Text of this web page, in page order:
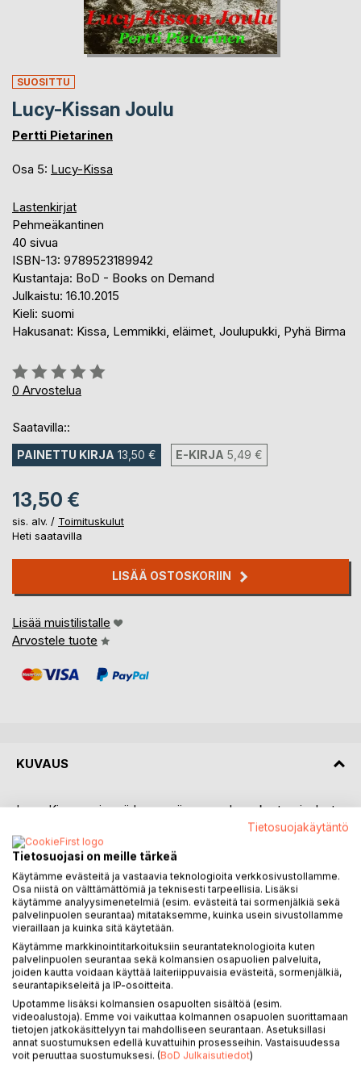
SUOSITTU
Lucy-Kissan Joulu
Pertti Pietarinen
Osa 5: Lucy-Kissa
Lastenkirjat
Pehmeäkantinen
40 sivua
ISBN-13: 9789523189942
Kustantaja: BoD - Books on Demand
Julkaistu: 16.10.2015
Kieli: suomi
Hakusanat: Kissa, Lemmikki, eläimet, Joulupukki, Pyhä Birma
Arvostelu::
0%
0 Arvostelua
Saatavilla::
PAINETTU KIRJA 13,50 € E-KIRJA 5,49 €
13,50 €
sis. alv. / Toimituskulut
Heti saatavilla
LISÄÄ OSTOSKORIIN
Lisää muistilistalle
Arvostele tuote
KUVAUS
Lucy-Kissa sarjan viidennessä osassa Lucy kertoo joulusta
ja omasta joulunvietostaan. Lucy haluaa aina auttaa
ihmisäitiään ja isäänsä. Niinpä hän osallistuu kaikkiin joulun
valmisteluihin innolla.
Varsinkin joulupuun rakentaminen ja kuusen koristelu ovat
Lucyn lempipuuhia. Totta kai työn lomassa voi koristeilla
aina myös leikkiä ja mikä olisikaan mukavampaa kuin
kuusessa kiipeily. Ihmiset eivät siitä ehkä tykkää, mutta
eihän se haittaa, jos joku kynttilä tai karkkikeppi menee
hieman vinksin vonksin. Alastulossa täytyy olla varovainen,
ettei tipahda.
Lucy ei kätke musikaalisia kykyjään vakan alle vaan laulaa
innolla muiden mukana joululauluja. Lucy rakastaa auringon
lämpöä ja valoa enemmän kuin talven pakkasia, mutta
suomalainen valkea joulukin on kaunis, varsinkin jos sitä voi
ihailla sisältä käsin.
Tietosuojakäytäntö
Tietosuojasi on meille tärkeä
Käytämme evästeitä ja vastaavia teknologioita verkkosivustollamme.
Osa niistä on välttämättömiä ja teknisesti tarpeellisia. Lisäksi
käytämme analyysimenetelmiä (esim. evästeitä tai sormenjälkiä sekä
palvelinpuolen seurantaa) mitataksemme, kuinka usein sivustollamme
vieraillaan ja kuinka sitä käytetään.
Käytämme markkinointitarkoituksiin seurantateknologioita kuten
palvelinpuolen seurantaa sekä kolmansien osapuolien palveluita,
joiden kautta voidaan käyttää laiteriippuvaisia evästeitä, sormenjälkiä,
seurantapikseleitä ja IP-osoitteita.
Upotamme lisäksi kolmansien osapuolten sisältöä (esim.
videoalustoja). Emme voi vaikuttaa kolmannen osapuolen suorittamaan
tietojen jatkokäsittelyyn tai mahdolliseen seurantaan. Asetuksillasi
annat suostumuksen edellä kuvattuihin prosesseihin. Vastaisuudessa
voit peruuttaa suostumuksesi. (BoD Julkaisutiedot)